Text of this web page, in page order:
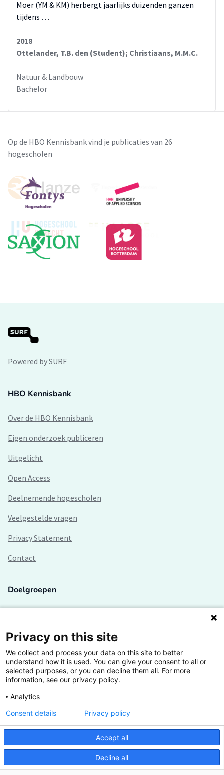
Moer (YM & KM) herbergt jaarlijks duizenden ganzen
tijdens …
2018
Ottelander, T.B. den (Student); Christiaans, M.M.C.
Natuur & Landbouw
Bachelor
Op de HBO Kennisbank vind je publicaties van 26
hogescholen
Powered by SURF
HBO Kennisbank
Over de HBO Kennisbank
Eigen onderzoek publiceren
Uitgelicht
Open Access
Deelnemende hogescholen
Veelgestelde vragen
Privacy Statement
Contact
Doelgroepen
Lectoren en onderzoekers
Bedrijven
Hogescholen
De grootste kennisbank van het HBO
Inspiratie op jouw vakgebied
Vrij toegankelijk
Privacy on this site
We collect and process your data on this site to better
understand how it is used. You can give your consent to all or
selected purposes, or you can decline them all. For more
information, see our privacy policy.
Analytics
Accept all
Decline all
Consent details Privacy policy